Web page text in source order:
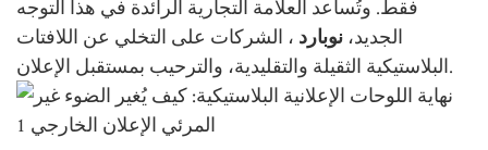
فقط. وتُساعد العلامة التجارية الرائدة في هذا التوجه
الجديد، نوبارد ، الشركات على التخلي عن اللافتات
البلاستيكية الثقيلة والتقليدية، والترحيب بمستقبل الإعلان.